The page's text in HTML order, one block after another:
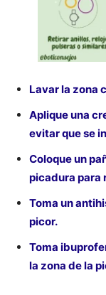
Lavar la zona
Aplique una
evitar que se
Coloque un
picadura para
Toma un
picor.
Toma
la zona de la